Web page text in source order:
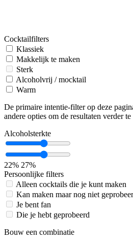
Cocktailfilters
Klassiek
Makkelijk te maken
Sterk
Alcoholvrij / mocktail
Warm
De primaire intentie-filter op deze
andere opties om de resultaten verder
Alcoholsterkte
22% 27%
Persoonlijke filters
Alleen cocktails die je kunt maken
Kan maken maar nog niet
Je bent fan
Die je hebt geprobeerd
Bouw een combinatie